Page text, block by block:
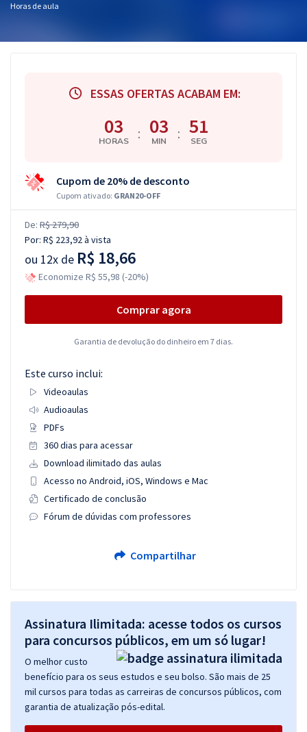
Horas de aula
ESSAS OFERTAS ACABAM EM:
03
HORAS : 03
MIN : 51
SEG
Cupom de 20% de desconto
Cupom ativado: GRAN20-OFF
De: R$ 279,90
Por: R$ 223,92à vista
ou 12x de R$ 18,66
Economize R$ 55,98 (-20%)
Comprar agora
Garantia de devolução do dinheiro em 7 dias.
Este curso inclui:
Videoaulas
Audioaulas
PDFs
360 dias para acessar
Download ilimitado das aulas
Acesso no Android, iOS, Windows e Mac
Certificado de conclusão
Fórum de dúvidas com professores
Compartilhar
Assinatura Ilimitada: acesse todos os cursos
para concursos públicos, em um só lugar!
O melhor custo
benefício para os seus estudos e seu bolso. São mais de 25
mil cursos para todas as carreiras de concursos públicos, com
garantia de atualização pós-edital.